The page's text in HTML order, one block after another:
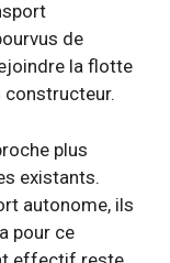
de
la flotte
plus
existants.
autonome, ils
pour ce